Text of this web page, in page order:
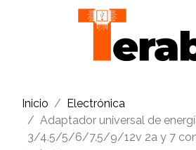
Inicio
Electrónica
Adaptador universal de
3/4.5/5/6/7.5/9/12v 2a y 7